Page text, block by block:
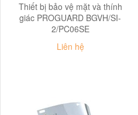
Thiết bị bảo vệ mặt và thính
giác PROGUARD BGVH/SI-
2/PC06SE
Liên hệ